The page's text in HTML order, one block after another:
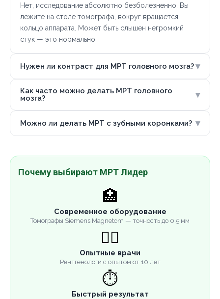
Нет, исследование абсолютно безболезненно. Вы
лежите на столе томографа, вокруг вращается
кольцо аппарата. Может быть слышен негромкий
стук — это нормально.
Нужен ли контраст для МРТ головного мозга?▾
Как часто можно делать МРТ головного
мозга?
▾
Можно ли делать МРТ с зубными коронками? ▾
Почему выбирают МРТ Лидер
🏥
Современное оборудование
Томографы Siemens Magnetom — точность до 0.5 мм
👨‍⚕️
Опытные врачи
Рентгенологи с опытом от 10 лет
⏱️
Быстрый результат